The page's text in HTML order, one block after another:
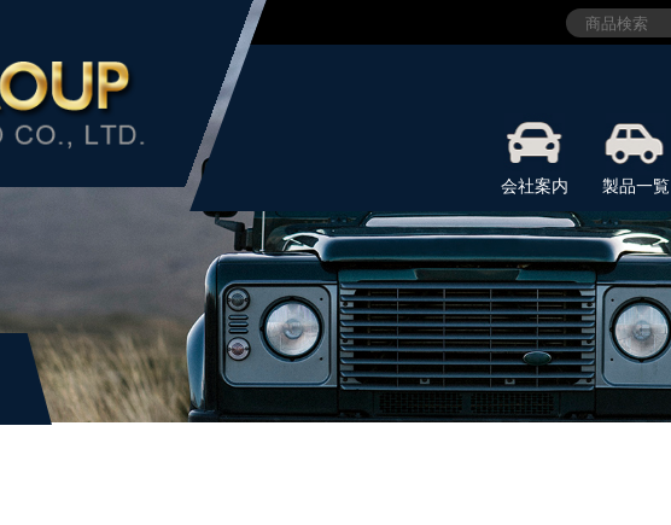
会社案内 製品一覧